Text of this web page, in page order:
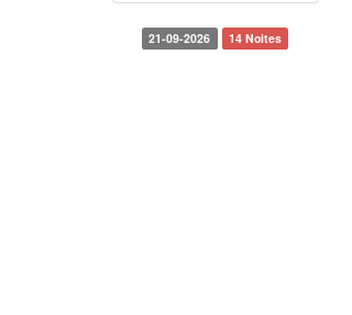
21-09-2026 14 Noites